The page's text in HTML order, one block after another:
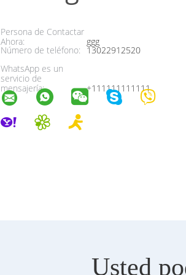
Persona de Contactar
Ahora:
ggg
Número de teléfono: 13022912520
WhatsApp es un
servicio de
mensajería:
+111111111111
Usted